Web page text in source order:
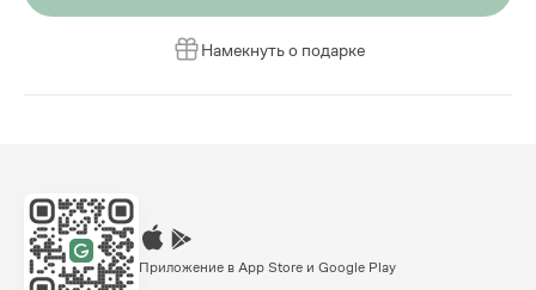
Намекнуть о подарке
Приложение в App Store и Google Play